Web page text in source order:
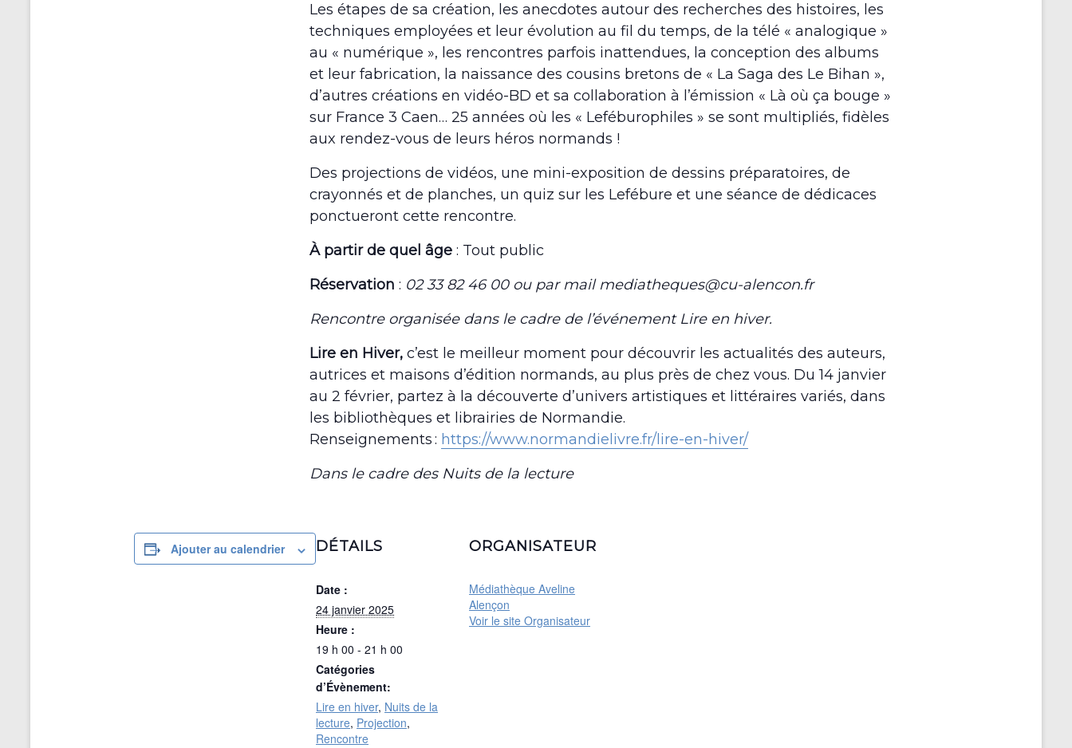
Les étapes de sa création, les anecdotes autour des recherches des histoires, les
techniques employées et leur évolution au fil du temps, de la télé « analogique »
au « numérique », les rencontres parfois inattendues, la conception des albums
et leur fabrication, la naissance des cousins bretons de « La Saga des Le Bihan »,
d’autres créations en vidéo-BD et sa collaboration à l’émission « Là où ça bouge »
sur France 3 Caen… 25 années où les « Leféburophiles » se sont multipliés, fidèles
aux rendez-vous de leurs héros normands !
Des projections de vidéos, une mini-exposition de dessins préparatoires, de
crayonnés et de planches, un quiz sur les Lefébure et une séance de dédicaces
ponctueront cette rencontre.
À partir de quel âge : Tout public
Réservation : 02 33 82 46 00 ou par mail mediatheques@cu-alencon.fr
Rencontre organisée dans le cadre de l’événement Lire en hiver.
Lire en Hiver, c’est le meilleur moment pour découvrir les actualités des auteurs,
autrices et maisons d’édition normands, au plus près de chez vous. Du 14 janvier
au 2 février, partez à la découverte d’univers artistiques et littéraires variés, dans
les bibliothèques et librairies de Normandie.
Renseignements : https://www.normandielivre.fr/lire-en-hiver/
Dans le cadre des Nuits de la lecture
Ajouter au calendrier DÉTAILS
Date :
24 janvier 2025
Heure :
19 h 00 - 21 h 00
Catégories
d’Évènement:
Lire en hiver, Nuits de la
lecture, Projection,
Rencontre
ORGANISATEUR
Médiathèque Aveline
Alençon
Voir le site Organisateur